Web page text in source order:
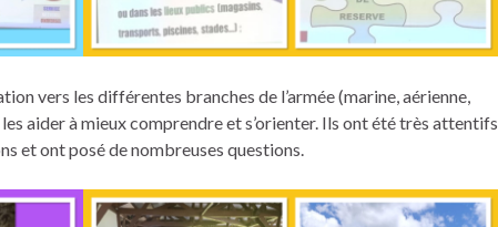
vers les différentes branches de l’armée (marine, aérienne,
aider à mieux comprendre et s’orienter. Ils ont été très attentifs
et ont posé de nombreuses questions.